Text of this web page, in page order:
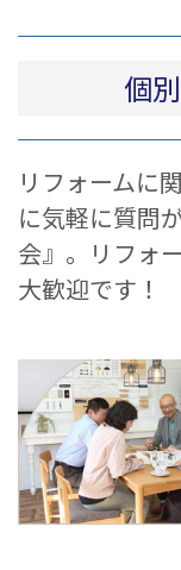
個
リフォームに
に気軽に質問
会』。リフォ
大歓迎です！